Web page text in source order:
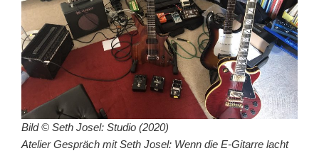
Bild © Seth Josel: Studio (2020)
Atelier Gespräch mit Seth Josel: Wenn die E-Gitarre lacht